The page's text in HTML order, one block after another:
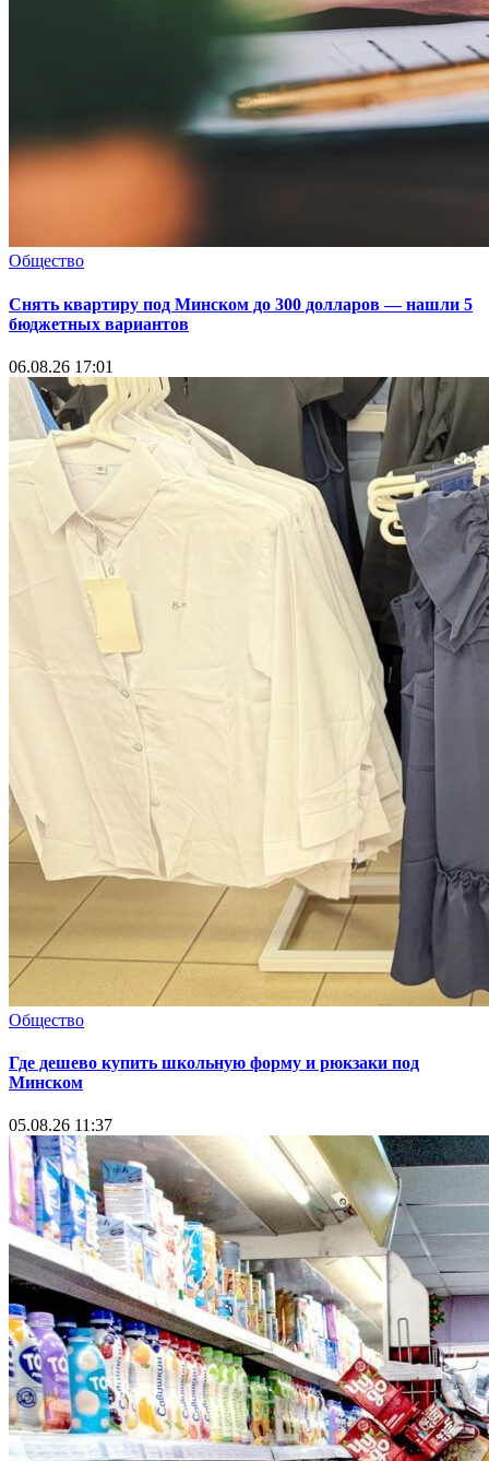
Общество
Снять квартиру под Минском до 300 долларов — нашли 5
бюджетных вариантов
06.08.26 17:01
Общество
Где дешево купить школьную форму и рюкзаки под
Минском
05.08.26 11:37